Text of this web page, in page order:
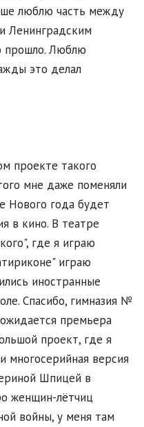
люблю часть между
Ленинградским
прошло. Люблю
это делал
проекте такого
мне даже поменяли
Нового года будет
в кино. В театре
где я играю
играю
иностранные
Спасибо, гимназия №
премьера
проект, где я
многосерийная версия
Шпицей в
женщин-лётчиц
войны, у меня там